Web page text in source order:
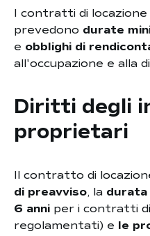
I contratti di
prevedono durate
e obblighi di
all'occupazione e alla
Diritti degli
proprietari
Il contratto di
di preavviso, la
6 anni per i contratti
regolamentati) e le